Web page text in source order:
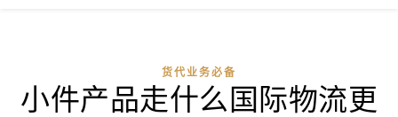
货代业务必备
小件产品走什么国际物流更